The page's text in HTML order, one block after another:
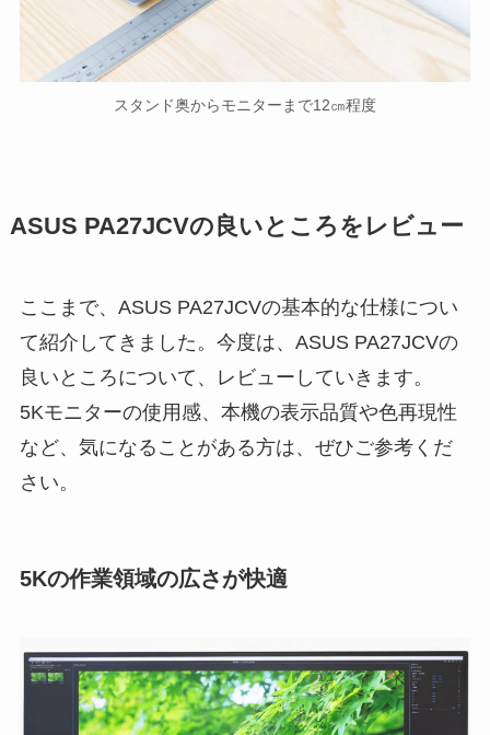
スタンド奥からモニターまで12㎝程度
ASUS PA27JCVの良いところをレビュー
ここまで、ASUS PA27JCVの基本的な仕様につい
て紹介してきました。今度は、ASUS PA27JCVの
良いところについて、レビューしていきます。
5Kモニターの使用感、本機の表示品質や色再現性
など、気になることがある方は、ぜひご参考くだ
さい。
5Kの作業領域の広さが快適